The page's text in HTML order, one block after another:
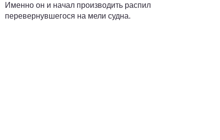
Именно он и начал производить распил
перевернувшегося на мели судна.